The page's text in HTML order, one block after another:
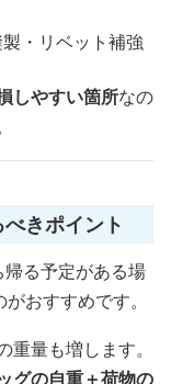
・リベット補強
しやすい箇所なの
きポイント
る予定がある場
おすすめです。
量も増します。
グの自重＋荷物の